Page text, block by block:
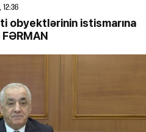
obyektlərinin istismarına